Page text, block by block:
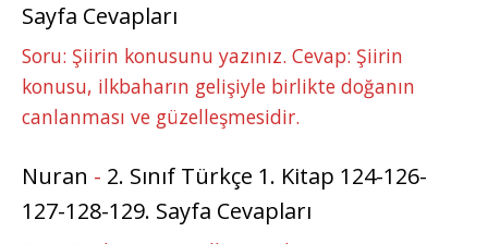
Sayfa Cevapları
Soru: Şiirin konusunu yazınız. Cevap: Şiirin
konusu, ilkbaharın gelişiyle birlikte doğanın
canlanması ve güzelleşmesidir.
Nuran - 2. Sınıf Türkçe 1. Kitap 124-126-
127-128-129. Sayfa Cevapları